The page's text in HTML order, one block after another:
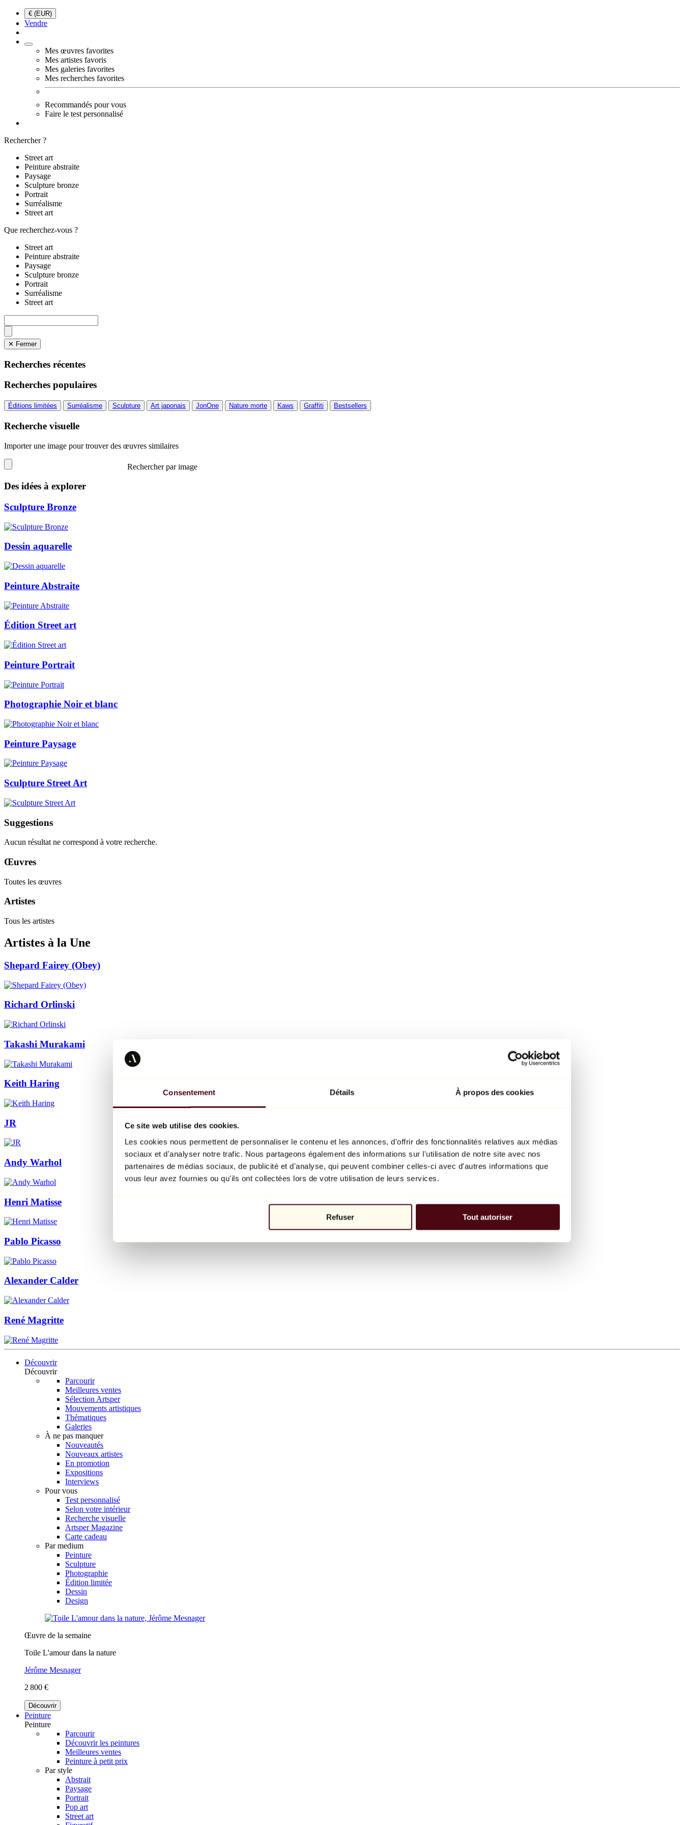
Consentement Détails À propos des cookies
Ce site web utilise des cookies.
Les cookies nous permettent de personnaliser le contenu et les annonces, d'offrir des fonctionnalités relatives aux médias
sociaux et d'analyser notre trafic. Nous partageons également des informations sur l'utilisation de notre site avec nos
partenaires de médias sociaux, de publicité et d'analyse, qui peuvent combiner celles-ci avec d'autres informations que
vous leur avez fournies ou qu'ils ont collectées lors de votre utilisation de leurs services.
Refuser Tout autoriser
€ (EUR)
Vendre
Mes œuvres favorites
Mes artistes favoris
Mes galeries favorites
Mes recherches favorites
Recommandés pour vous
Faire le test personnalisé
Rechercher ?
Street art
Peinture abstraite
Paysage
Sculpture bronze
Portrait
Surréalisme
Street art
Que recherchez-vous ?
Street art
Peinture abstraite
Paysage
Sculpture bronze
Portrait
Surréalisme
Street art
✕ Fermer
Recherches récentes
Recherches populaires
Éditions limitées Surréalisme Sculpture Art japonais JonOne Nature morte Kaws Graffiti Bestsellers
Recherche visuelle
Importer une image pour trouver des œuvres similaires
Rechercher par image
Des idées à explorer
Sculpture Bronze
Dessin aquarelle
Peinture Abstraite
Édition Street art
Peinture Portrait
Photographie Noir et blanc
Peinture Paysage
Sculpture Street Art
Suggestions
Aucun résultat ne correspond à votre recherche.
Œuvres
Toutes les œuvres
Artistes
Tous les artistes
Artistes à la Une
Shepard Fairey (Obey)
Richard Orlinski
Takashi Murakami
Keith Haring
JR
Andy Warhol
Henri Matisse
Pablo Picasso
Alexander Calder
René Magritte
Découvrir
Découvrir
Parcourir
Meilleures ventes
Sélection Artsper
Mouvements artistiques
Thématiques
Galeries
À ne pas manquer
Nouveautés
Nouveaux artistes
En promotion
Expositions
Interviews
Pour vous
Test personnalisé
Selon votre intérieur
Recherche visuelle
Artsper Magazine
Carte cadeau
Par medium
Peinture
Sculpture
Photographie
Édition limitée
Dessin
Design
Œuvre de la semaine
Toile L'amour dans la nature
Jérôme Mesnager
2 800 €
Découvrir
Peinture
Peinture
Parcourir
Découvrir les peintures
Meilleures ventes
Peinture à petit prix
Par style
Abstrait
Paysage
Portrait
Pop art
Street art